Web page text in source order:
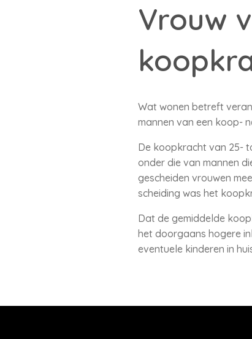
Vrouw
Wat wonen betreft
mannen van een koop-
De koopkracht van 25-
onder die van mannen
gescheiden vrouwen
scheiding was het
Dat de gemiddelde
het doorgaans hogere
eventuele kinderen in